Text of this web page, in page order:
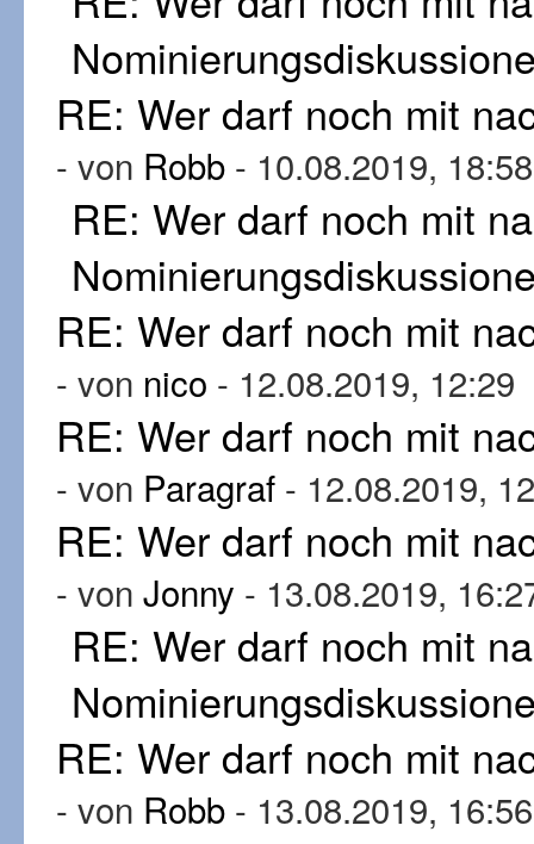
RE: Wer darf noch mit
- von Robb - 10.08.2019, 18:58
RE: Wer darf noch mit
RE: Wer darf noch mit
- von nico - 12.08.2019, 12:29
RE: Wer darf noch mit
- von Paragraf - 12.08.2019,
RE: Wer darf noch mit
- von Jonny - 13.08.2019,
RE: Wer darf noch mit
RE: Wer darf noch mit
- von Robb - 13.08.2019, 16:56